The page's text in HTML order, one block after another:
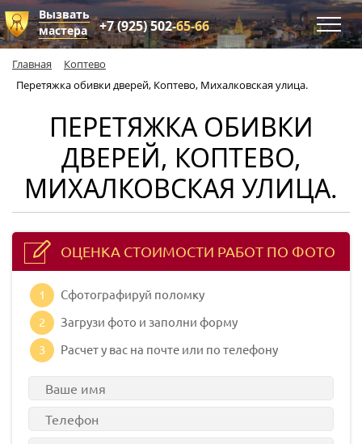
Вызвать
мастера
+7 (925) 502-65-66
Главная
Коптево
Перетяжка обивки дверей, Коптево, Михалковская улица.
ПЕРЕТЯЖКА ОБИВКИ
ДВЕРЕЙ, КОПТЕВО,
МИХАЛКОВСКАЯ УЛИЦА.
ОЦЕНКА СТОИМОСТИ РАБОТ ПО ФОТО
1
Сфотографируй поломку
2
Загрузи фото и заполни форму
3
Расчет у вас на почте или по телефону